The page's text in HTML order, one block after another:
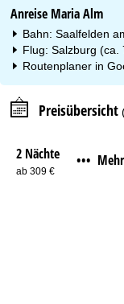
Anreise Maria Alm
Bahn: Saalfelden
Flug: Salzburg (ca.
Routenplaner in
Preisübersicht
2 Nächte
ab 309 €
••• Mehr